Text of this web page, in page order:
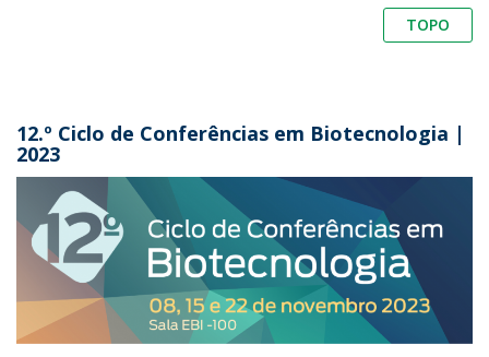
TOPO
12.º Ciclo de Conferências em Biotecnologia |
2023